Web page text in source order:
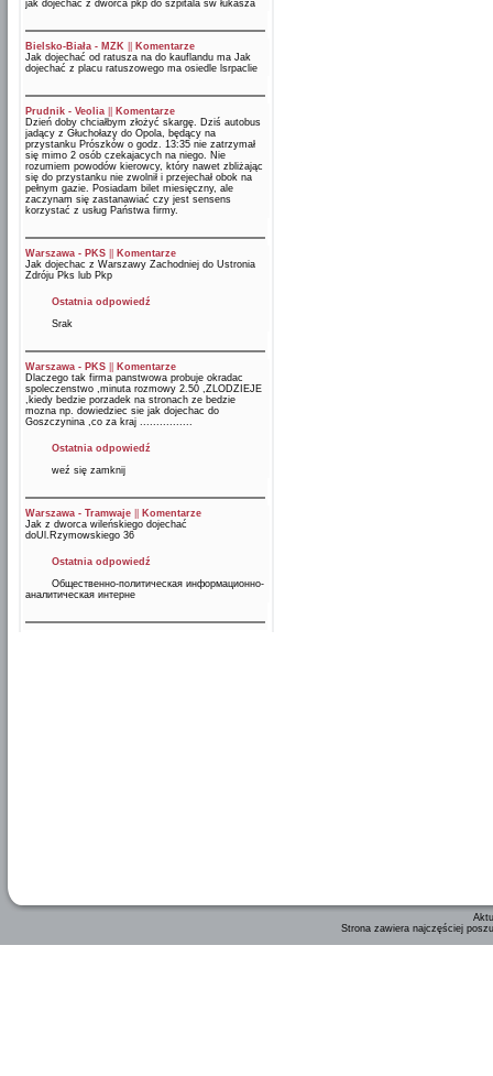
jak dojechac z dworca pkp do szpitala sw łukasza
Bielsko-Biała - MZK
Komentarze
Jak dojechać od ratusza na do kauflandu ma Jak
dojechać z placu ratuszowego ma osiedle lsrpaclie
Prudnik - Veolia
Komentarze
Dzień doby chciałbym złożyć skargę. Dziś autobus
jadący z Głuchołazy do Opola, będący na
przystanku Prószków o godz. 13:35 nie zatrzymał
się mimo 2 osób czekajacych na niego. Nie
rozumiem powodów kierowcy, który nawet zbliżając
się do przystanku nie zwolnił i przejechał obok na
pełnym gazie. Posiadam bilet miesięczny, ale
zaczynam się zastanawiać czy jest sensens
korzystać z usług Państwa firmy.
Warszawa - PKS
Komentarze
Jak dojechac z Warszawy Zachodniej do Ustronia
Zdróju Pks lub Pkp
Ostatnia odpowiedź
Srak
Warszawa - PKS
Komentarze
Dlaczego tak firma panstwowa probuje okradac
spoleczenstwo ,minuta rozmowy 2.50 ,ZLODZIEJE
,kiedy bedzie porzadek na stronach ze bedzie
mozna np. dowiedziec sie jak dojechac do
Goszczynina ,co za kraj ................
Ostatnia odpowiedź
weź się zamknij
Warszawa - Tramwaje
Komentarze
Jak z dworca wileńskiego dojechać
doUl.Rzymowskiego 36
Ostatnia odpowiedź
Общественно-политическая информационно-
аналитическая интерне
Strona zawiera najczęściej